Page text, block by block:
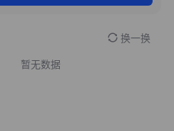
换一换
暂无数据